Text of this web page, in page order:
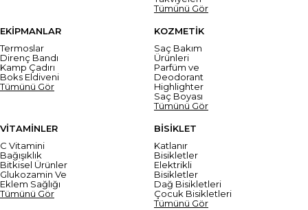
Tümünü Gör
EKİPMANLAR
Termoslar
Direnç Bandı
Kamp Çadırı
Boks Eldiveni
Tümünü Gör
KOZMETİK
Saç Bakım
Ürünleri
Parfüm ve
Deodorant
Highlighter
Saç Boyası
Tümünü Gör
VİTAMİNLER
C Vitamini
Bağışıklık
Bitkisel Ürünler
Glukozamin Ve
Eklem Sağlığı
Tümünü Gör
BİSİKLET
Katlanır
Bisikletler
Elektrikli
Bisikletler
Dağ Bisikletleri
Çocuk Bisikletleri
Tümünü Gör